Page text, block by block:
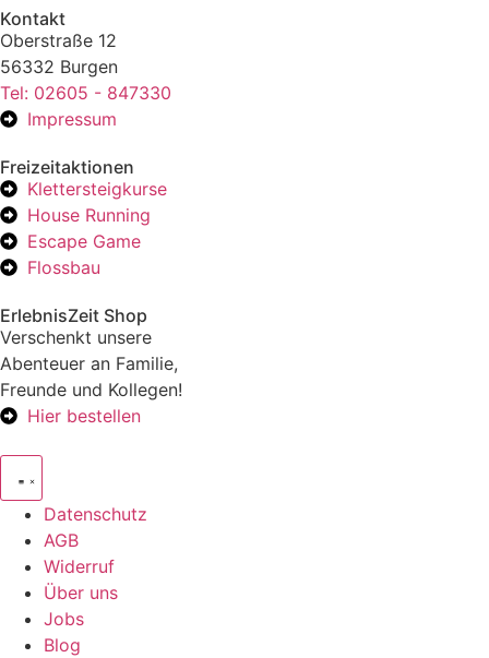
Kontakt
Oberstraße 12
56332 Burgen
Tel: 02605 - 847330
Impressum
Freizeitaktionen
Klettersteigkurse
House Running
Escape Game
Flossbau
ErlebnisZeit Shop
Verschenkt unsere
Abenteuer an Familie,
Freunde und Kollegen!
Hier bestellen
Datenschutz
AGB
Widerruf
Über uns
Jobs
Blog